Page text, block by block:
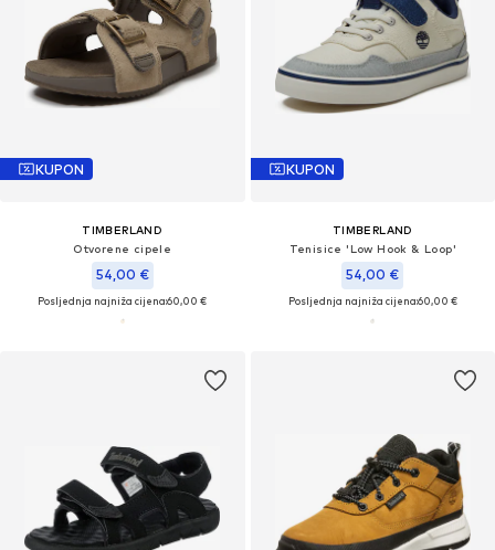
KUPON
TIMBERLAND
Otvorene cipele
54,00 €
Posljednja najniža cijena:60,00 €
KUPON
TIMBERLAND
Tenisice 'Low Hook & Loop'
54,00 €
Posljednja najniža cijena:60,00 €